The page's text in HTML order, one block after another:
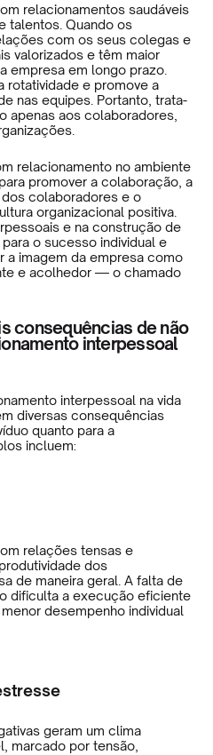
relacionamentos saudáveis
talentos. Quando os
com os seus colegas e
valorizados e têm maior
empresa em longo prazo.
rotatividade e promove a
nas equipes. Portanto, trata-
apenas aos colaboradores,
relacionamento no ambiente
promover a colaboração, a
colaboradores e o
organizacional positiva.
e na construção de
o sucesso individual e
imagem da empresa como
e acolhedor — o chamado
consequências de não
interpessoal
interpessoal na vida
diversas consequências
quanto para a
incluem:
relações tensas e
dos
de maneira geral. A falta de
dificulta a execução eficiente
desempenho individual
geram um clima
marcado por tensão,